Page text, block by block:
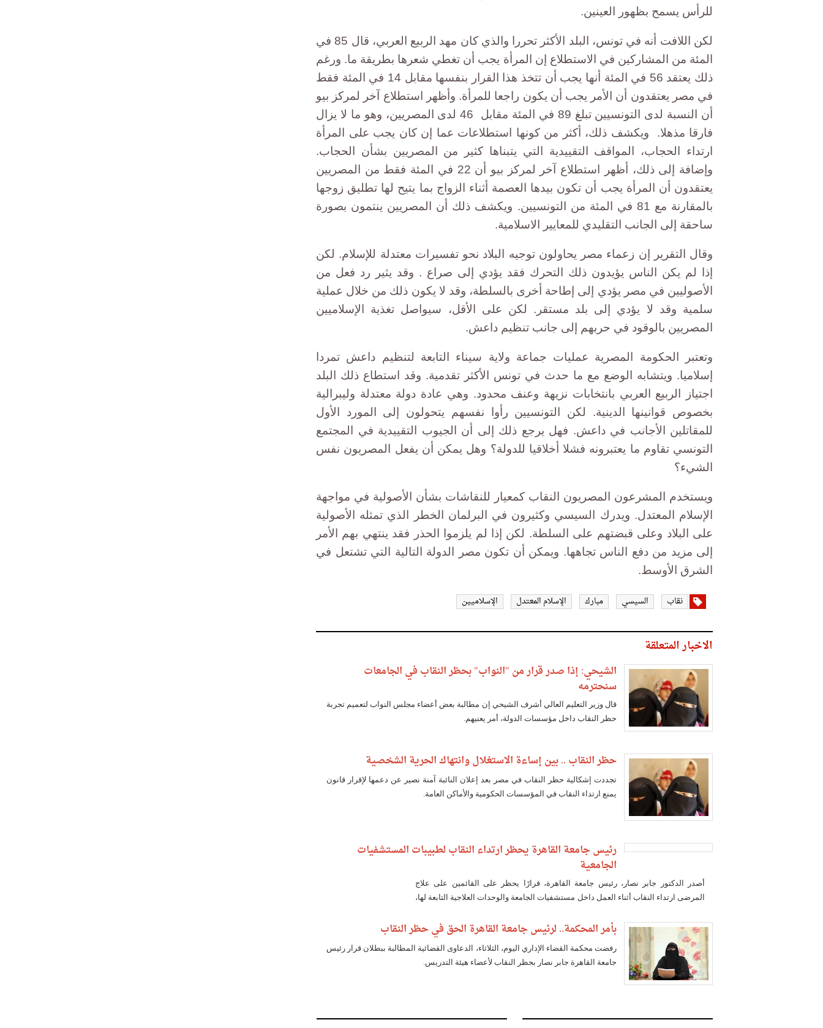
للرأس يسمح بظهور العينين.
لكن اللافت أنه في تونس، البلد الأكثر تحررا والذي كان مهد الربيع العربي، قال 85 في
المئة من المشاركين في الاستطلاع إن المرأة يجب أن تغطي شعرها بطريقة ما. ورغم
ذلك يعتقد 56 في المئة أنها يجب أن تتخذ هذا القرار بنفسها مقابل 14 في المئة فقط
في مصر يعتقدون أن الأمر يجب أن يكون راجعا للمرأة. وأظهر استطلاع آخر لمركز بيو
أن النسبة لدى التونسيين تبلغ 89 في المئة مقابل 46 لدى المصريين، وهو ما لا يزال
فارقا مذهلا. ويكشف ذلك، أكثر من كونها استطلاعات عما إن كان يجب على المرأة
ارتداء الحجاب، المواقف التقييدية التي يتبناها كثير من المصريين بشأن الحجاب.
وإضافة إلى ذلك، أظهر استطلاع آخر لمركز بيو أن 22 في المئة فقط من المصريين
يعتقدون أن المرأة يجب أن تكون بيدها العصمة أثناء الزواج بما يتيح لها تطليق زوجها
بالمقارنة مع 81 في المئة من التونسيين. ويكشف ذلك أن المصريين ينتمون بصورة
ساحقة إلى الجانب التقليدي للمعايير الاسلامية.
وقال التقرير إن زعماء مصر يحاولون توجيه البلاد نحو تفسيرات معتدلة للإسلام. لكن
إذا لم يكن الناس يؤيدون ذلك التحرك فقد يؤدي إلى صراع . وقد يثير رد فعل من
الأصوليين في مصر يؤدي إلى إطاحة أخرى بالسلطة، وقد لا يكون ذلك من خلال عملية
سلمية وقد لا يؤدي إلى بلد مستقر. لكن على الأقل، سيواصل تغذية الإسلاميين
المصريين بالوقود في حربهم إلى جانب تنظيم داعش.
وتعتبر الحكومة المصرية عمليات جماعة ولاية سيناء التابعة لتنظيم داعش تمردا
إسلاميا. ويتشابه الوضع مع ما حدث في تونس الأكثر تقدمية. وقد استطاع ذلك البلد
اجتياز الربيع العربي بانتخابات نزيهة وعنف محدود. وهي عادة دولة معتدلة وليبرالية
بخصوص قوانينها الدينية. لكن التونسيين رأوا نفسهم يتحولون إلى المورد الأول
للمقاتلين الأجانب في داعش. فهل يرجع ذلك إلى أن الجيوب التقييدية في المجتمع
التونسي تقاوم ما يعتبرونه فشلا أخلاقيا للدولة؟ وهل يمكن أن يفعل المصريون نفس
الشيء؟
ويستخدم المشرعون المصريون النقاب كمعيار للنقاشات بشأن الأصولية في مواجهة
الإسلام المعتدل. ويدرك السيسي وكثيرون في البرلمان الخطر الذي تمثله الأصولية
على البلاد وعلى قبضتهم على السلطة. لكن إذا لم يلزموا الحذر فقد ينتهي بهم الأمر
إلى مزيد من دفع الناس تجاهها. ويمكن أن تكون مصر الدولة التالية التي تشتعل في
الشرق الأوسط.
نقاب السيسي مبارك الإسلام المعتدل الإسلاميين
الاخبار المتعلقة
الشيحي: إذا صدر قرار من "النواب" بحظر النقاب في الجامعات
سنحترمه
قال وزير التعليم العالي أشرف الشيحي إن مطالبة بعض أعضاء مجلس النواب لتعميم تجربة
حظر النقاب داخل مؤسسات الدولة، أمر يعنيهم.
حظر النقاب .. بين إساءة الاستغلال وانتهاك الحرية الشخصية
تجددت إشكالية حظر النقاب في مصر بعد إعلان النائبة آمنة نصير عن دعمها لإقرار قانون
يمنع ارتداء النقاب في المؤسسات الحكومية والأماكن العامة.
رئيس جامعة القاهرة يحظر ارتداء النقاب لطبيبات المستشفيات
الجامعية
أصدر الدكتور جابر نصار، رئيس جامعة القاهرة، قرارًا يحظر على القائمين على علاج
المرضى ارتداء النقاب أثناء العمل داخل مستشفيات الجامعة والوحدات العلاجية التابعة لها،
بأمر المحكمة.. لرئيس جامعة القاهرة الحق في حظر النقاب
رفضت محكمة القضاء الإداري اليوم، الثلاثاء، الدعاوى القضائية المطالبة ببطلان قرار رئيس
جامعة القاهرة جابر نصار بحظر النقاب لأعضاء هيئة التدريس.